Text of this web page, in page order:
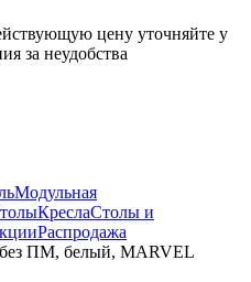
цену уточняйте у
за неудобства
Модульная
КреслаСтолы и
Распродажа
ПМ, белый, MARVEL